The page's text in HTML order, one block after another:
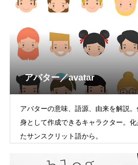
アバター／avatar
アバターの意味、語源、由来を解説
身として作成できるキャラクター。
たサンスクリット語から。